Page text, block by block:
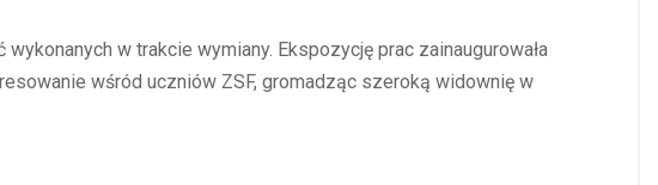
w trakcie wymiany. Ekspozycję prac zainaugurowała
wśród uczniów ZSF, gromadząc szeroką widownię w